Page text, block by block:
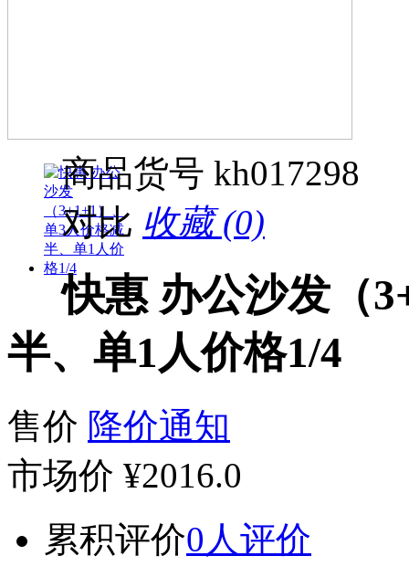
商品货号 kh017298
对比 收藏 (0)
快惠 办公沙发（
半、单1人价格1/4
售价 降价通知
市场价 ¥2016.0
累积评价0人评价